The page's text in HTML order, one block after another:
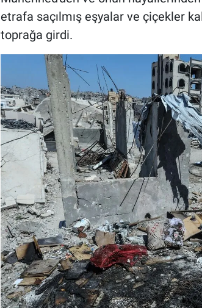
etrafa saçılmış eşyalar ve çiçekler
toprağa girdi.